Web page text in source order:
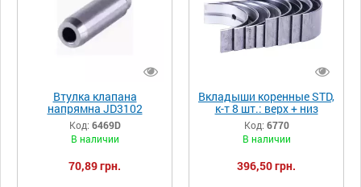
Втулка клапана
напрямна JD3102
УЦІНКА
Код: 6469D
В наличии
70,89 грн.
Вкладыши коренные STD,
к-т 8 шт.: верх + низ
JD3102
Код: 6770
В наличии
396,50 грн.